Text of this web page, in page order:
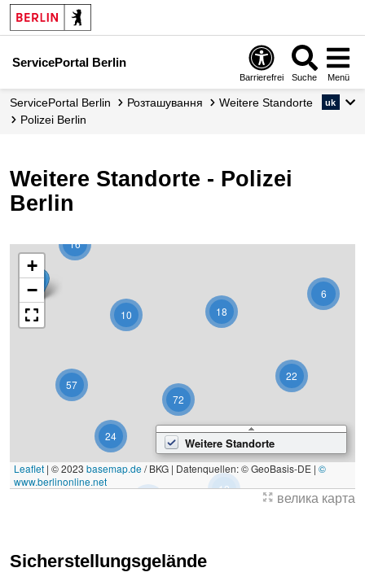
ServicePortal Berlin
Barrierefrei Suche Menü
ServicePortal Berlin Розташування
Weitere Standorte
Polizei Berlin
uk
Weitere Standorte - Polizei
Berlin
10
16
6
22
18
12
57
72
24
+
−
Weitere Standorte
Leaflet | © 2023 basemap.de/ BKG | Datenquellen: © GeoBasis-DE | ©
www.berlinonline.net
велика карта
Sicherstellungsgelände